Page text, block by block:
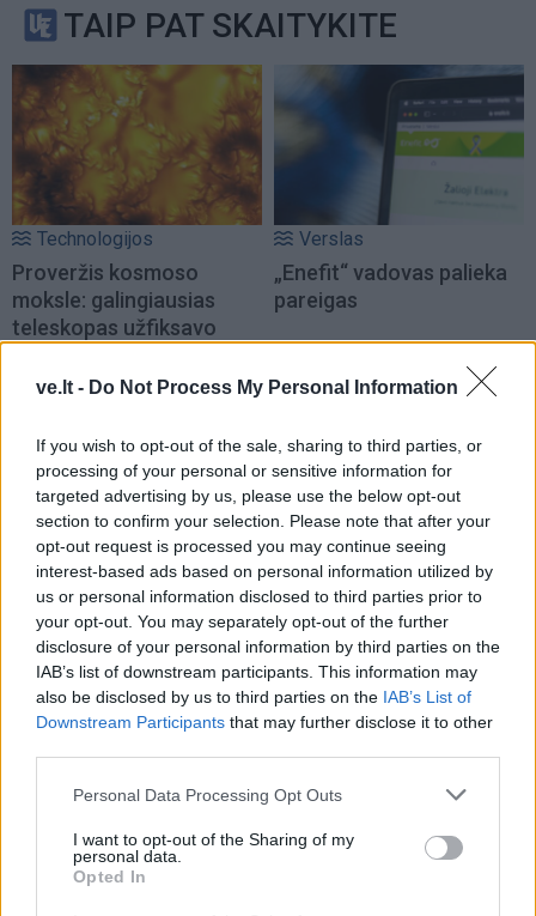
ve.lt - Do Not Process My Personal Information
If you wish to opt-out of the sale, sharing to third parties, or
processing of your personal or sensitive information for
targeted advertising by us, please use the below opt-out
section to confirm your selection. Please note that after your
opt-out request is processed you may continue seeing
interest-based ads based on personal information utilized by
us or personal information disclosed to third parties prior to
your opt-out. You may separately opt-out of the further
disclosure of your personal information by third parties on the
IAB’s list of downstream participants. This information may
also be disclosed by us to third parties on the IAB’s List of
Downstream Participants that may further disclose it to other
Personal Data Processing Opt Outs
I want to opt-out of the Sharing of my
personal data.
Opted In
TAIP PAT SKAITYKITE
Technologijos
Proveržis kosmoso
moksle: galingiausias
teleskopas užfiksavo
paviršiaus kadrus
Verslas
„Enefit“ vadovas palieka
pareigas
Verslas
Nedideliame mieste - per
maža parduotuvė: teko
padidinti
Verslas
Daugiau pajėgumų
„Panamax“ laivų remontui
Klaipėdoje: padėtas naujo
plūdriojo doko kilis